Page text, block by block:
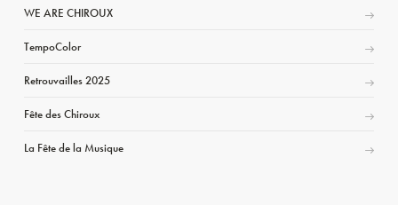
WE ARE CHIROUX
TempoColor
Retrouvailles 2025
Fête des Chiroux
La Fête de la Musique